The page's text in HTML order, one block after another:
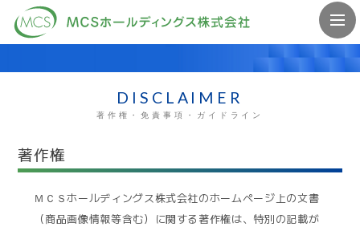
DISCLAIMER
著作権・免責事項・ガイドライン
著作権
ＭＣＳホールディングス株式会社のホームページ上の文書
（商品画像情報等含む）に関する著作権は、特別の記載が